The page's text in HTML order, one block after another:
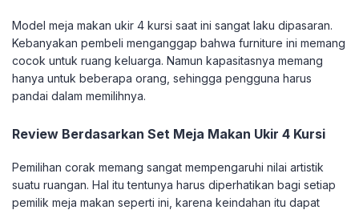
Model meja makan ukir 4 kursi saat ini sangat laku dipasaran.
Kebanyakan pembeli menganggap bahwa furniture ini memang
cocok untuk ruang keluarga. Namun kapasitasnya memang
hanya untuk beberapa orang, sehingga pengguna harus
pandai dalam memilihnya.
Review Berdasarkan Set Meja Makan Ukir 4 Kursi
Pemilihan corak memang sangat mempengaruhi nilai artistik
suatu ruangan. Hal itu tentunya harus diperhatikan bagi setiap
pemilik meja makan seperti ini, karena keindahan itu dapat